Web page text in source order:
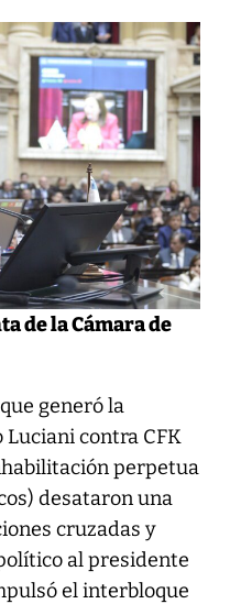
de la Cámara de
generó la
Luciani contra CFK
perpetua
desataron una
cruzadas y
al presidente
el interbloque